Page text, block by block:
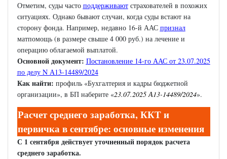
Отметим, суды часто поддерживаютстрахователей в похожих
ситуациях. Однако бывают случаи, когда суды встают на
сторону фонда. Например, недавно 16-й ААС признал
матпомощь (в размере свыше 4 000 руб.) на лечение и
операцию облагаемой выплатой.
Основной документ: Постановление 14-го ААС от 23.07.2025
по делу N А13-14489/2024
Как найти: профиль «Бухгалтерия и кадры бюджетной
организации», в БП наберите «23.07.2025 А13-14489/2024».
Расчет среднего заработка, ККТ и
первичка в сентябре: основные изменения
С 1 сентября действует уточненный порядок расчета
среднего заработка.